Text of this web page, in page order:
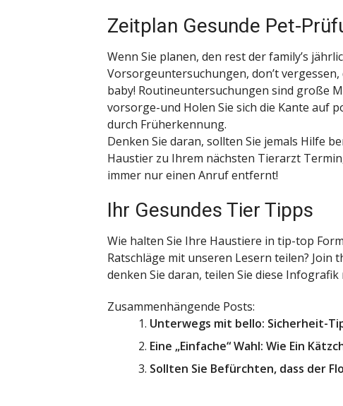
Zeitplan Gesunde Pet-
Wenn Sie planen, den rest der family’s
Vorsorgeuntersuchungen, don’t
baby! Routineuntersuchungen sind große
vorsorge-und Holen Sie sich die Kante auf
durch Früherkennung.
Denken Sie daran, sollten Sie jemals Hilfe
Haustier zu Ihrem nächsten Tierarzt
immer nur einen Anruf entfernt!
Ihr Gesundes Tier Tipps
Wie halten Sie Ihre Haustiere in tip-top
Ratschläge mit unseren Lesern teilen?
denken Sie daran, teilen Sie diese
Zusammenhängende Posts:
Unterwegs mit bello: Sicherheit-
Eine „Einfache“ Wahl: Wie Ein
Sollten Sie Befürchten, dass der